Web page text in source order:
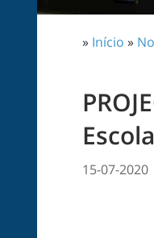
» Início »
15-07-2020